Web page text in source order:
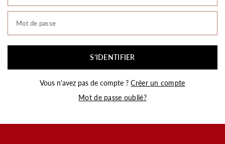
Mot de passe
S'IDENTIFIER
Vous n'avez pas de compte ?Créer un compte
Mot de passe oublié?